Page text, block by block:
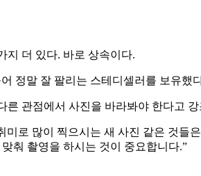
지 더 있다. 바로 상속이다.
정말 잘 팔리는 스테디셀러를 보유했
른 관점에서 사진을 바라봐야 한다고 강
로 많이 찍으시는 새 사진 같은 것
춰 촬영을 하시는 것이 중요합니다.”